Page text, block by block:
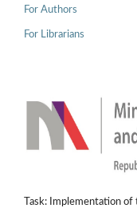
For Authors
For Librarians
Task: Implementation